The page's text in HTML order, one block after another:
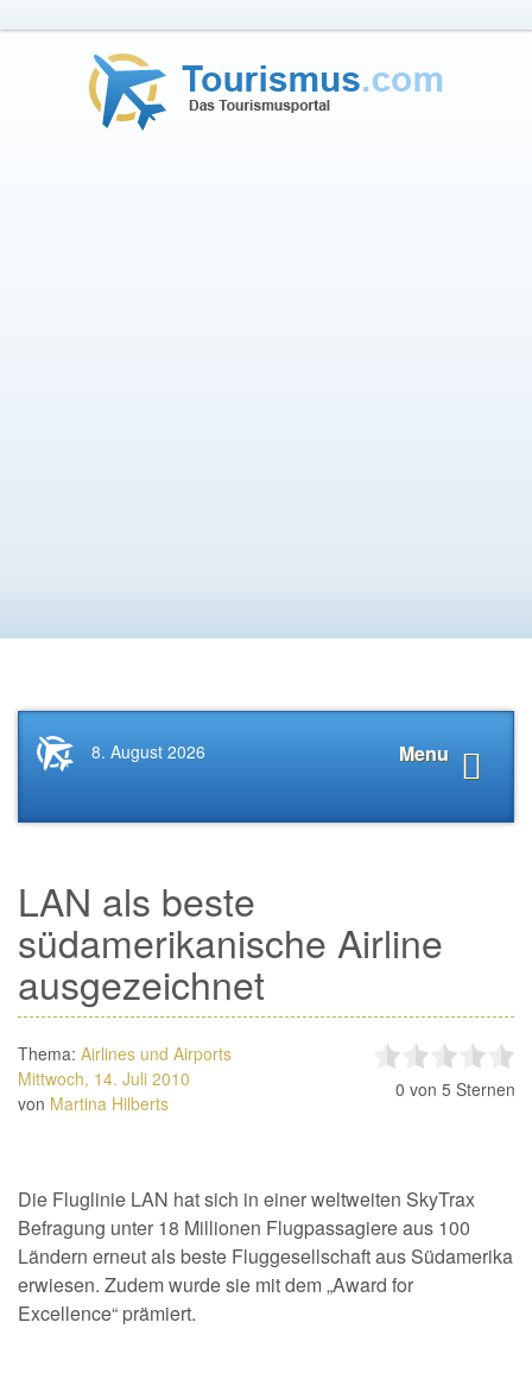
Startseite
News.Tourismus.com
Menu
8. August 2026
LAN als beste
südamerikanische Airline
ausgezeichnet
Thema: Airlines und Airports
Mittwoch, 14. Juli 2010
von Martina Hilberts
0 von 5 Sternen
Die Fluglinie LAN hat sich in einer weltweiten SkyTrax
Befragung unter 18 Millionen Flugpassagiere aus 100
Ländern erneut als beste Fluggesellschaft aus Südamerika
erwiesen. Zudem wurde sie mit dem „Award for
Excellence“ prämiert.